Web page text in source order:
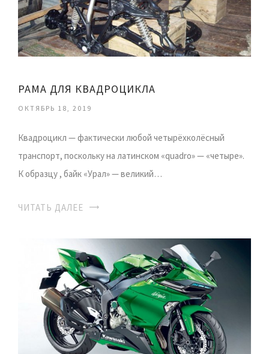
РАМА ДЛЯ КВАДРОЦИКЛА
ОКТЯБРЬ 18, 2019
Квадроцикл — фактически любой четырёхколёсный
транспорт, поскольку на латинском «quadro» — «четыре».
К образцу , байк «Урал» — великий…
ЧИТАТЬ ДАЛЕЕ